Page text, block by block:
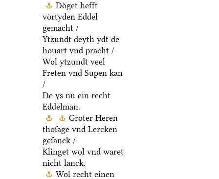
Doͤget hefft
voͤrtyden Eddel
gemacht /
Ytzundt deyth ydt de
houart vnd pracht /
Wol ytzundt veel
Freten vnd Supen kan
/
De ys nu ein recht
Eddelman.
Groter Heren
thoſage vnd Lercken
geſanck /
Klinget wol vnd waret
nicht lanck.
Wol recht einen